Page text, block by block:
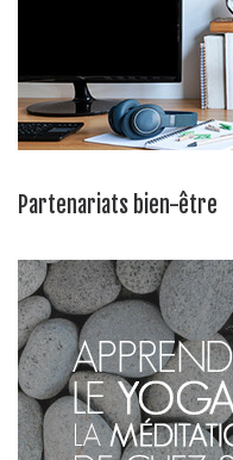
Partenariats bien-être